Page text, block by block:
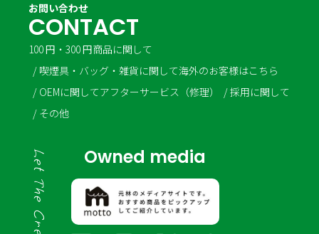
お問い合わせ
CONTACT
100 円・300 円商品に関して
喫煙具・バッグ・雑貨に関して海外のお客様はこちら
OEMに関してアフターサービス（修理）
採用に関して
その他
Owned media